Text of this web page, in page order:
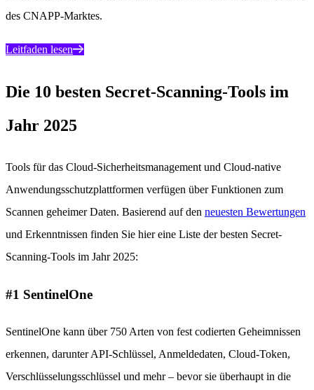
des CNAPP-Marktes.
Leitfaden lesen
Die 10 besten Secret-Scanning-Tools im
Jahr 2025
Tools für das Cloud-Sicherheitsmanagement und Cloud-native
Anwendungsschutzplattformen verfügen über Funktionen zum
Scannen geheimer Daten. Basierend auf den neuesten Bewertungen
und Erkenntnissen finden Sie hier eine Liste der besten Secret-
Scanning-Tools im Jahr 2025:
#1 SentinelOne
SentinelOne kann über 750 Arten von fest codierten Geheimnissen
erkennen, darunter API-Schlüssel, Anmeldedaten, Cloud-Token,
Verschlüsselungsschlüssel und mehr – bevor sie überhaupt in die